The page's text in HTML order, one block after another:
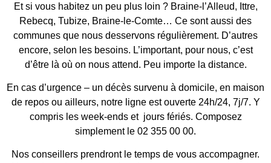
Et si vous habitez un peu plus loin ? Braine-l’Alleud, Ittre,
Rebecq, Tubize, Braine-le-Comte… Ce sont aussi des
communes que nous desservons régulièrement. D’autres
encore, selon les besoins. L’important, pour nous, c’est
d’être là où on nous attend. Peu importe la distance.
En cas d’urgence – un décès survenu à domicile, en maison
de repos ou ailleurs, notre ligne est ouverte 24h/24, 7j/7. Y
compris les week-ends et jours fériés. Composez
simplement le 02 355 00 00.
Nos conseillers prendront le temps de vous accompagner.